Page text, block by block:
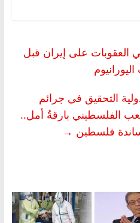
العقوبات على إيران قبل
التحقيق في جرائم
الفلسطيني بارقةُ أمل..
فلسطين →